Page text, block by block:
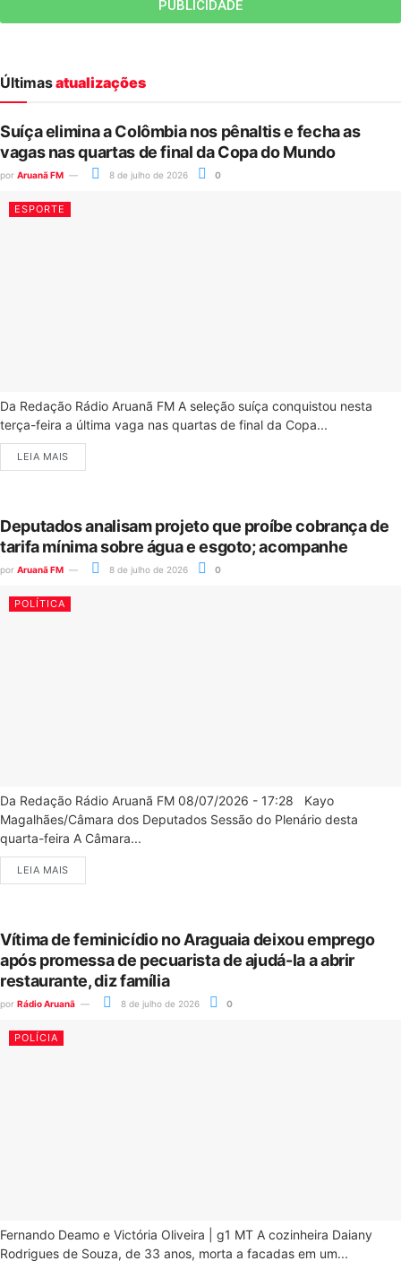
PUBLICIDADE
Últimasatualizações
Suíça elimina a Colômbia nos pênaltis e fecha as
vagas nas quartas de final da Copa do Mundo
por Aruanã FM 8 de julho de 2026 0
ESPORTE
Da Redação Rádio Aruanã FM A seleção suíça conquistou nesta
terça-feira a última vaga nas quartas de final da Copa...
LEIA MAIS
Deputados analisam projeto que proíbe cobrança de
tarifa mínima sobre água e esgoto; acompanhe
por Aruanã FM 8 de julho de 2026 0
POLÍTICA
Da Redação Rádio Aruanã FM 08/07/2026 - 17:28 Kayo
Magalhães/Câmara dos Deputados Sessão do Plenário desta
quarta-feira A Câmara...
LEIA MAIS
Vítima de feminicídio no Araguaia deixou emprego
após promessa de pecuarista de ajudá-la a abrir
restaurante, diz família
por Rádio Aruanã 8 de julho de 2026 0
POLÍCIA
Fernando Deamo e Victória Oliveira | g1 MT A cozinheira Daiany
Rodrigues de Souza, de 33 anos, morta a facadas em um...